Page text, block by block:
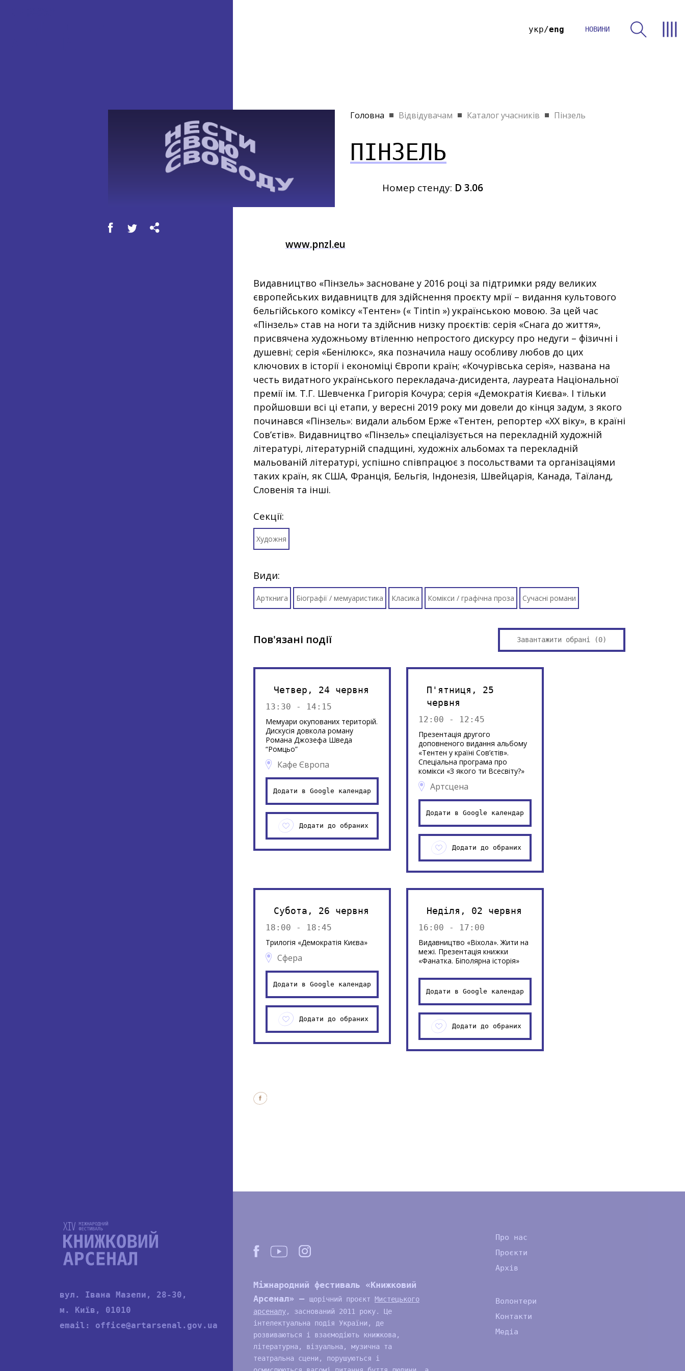
укр eng НОВИНИ
Головна Відвідувачам Каталог учасників Пінзель
ПІНЗЕЛЬ
Номер стенду: D 3.06
www.pnzl.eu
Видавництво «Пінзель» засноване у 2016 році за підтримки ряду великих
європейських видавництв для здійснення проєкту мрії – видання культового
бельгійського коміксу «Тентен» (« Tintin ») українською мовою. За цей час
«Пінзель» став на ноги та здійснив низку проєктів: серія «Снага до життя»,
присвячена художньому втіленню непростого дискурсу про недуги – фізичні і
душевні; серія «Бенілюкс», яка позначила нашу особливу любов до цих
ключових в історії і економіці Європи країн; «Кочурівська серія», названа на
честь видатного українського перекладача-дисидента, лауреата Національної
премії ім. Т.Г. Шевченка Григорія Кочура; серія «Демократія Києва». І тільки
пройшовши всі ці етапи, у вересні 2019 року ми довели до кінця задум, з якого
починався «Пінзель»: видали альбом Ерже «Тентен, репортер «ХХ віку», в країні
Сов’єтів». Видавництво «Пінзель» спеціалізується на перекладній художній
літературі, літературній спадщині, художніх альбомах та перекладній
мальованій літературі, успішно співпрацює з посольствами та організаціями
таких країн, як США, Франція, Бельгія, Індонезія, Швейцарія, Канада, Таїланд,
Словенія та інші.
Секції:
Художня
Види:
Арткнига Біографії / мемуаристика Класика Комікси / графічна проза Сучасні романи
Пов'язані події Завантажити обрані (0)
Четвер, 24 червня
13:30 - 14:15
Мемуари окупованих територій.
Дискусія довкола роману
Романа Джозефа Шведа
“Ромцьо”
Кафе Європа
Додати в Google календар
Додати до обраних
П'ятниця, 25
червня
12:00 - 12:45
Презентація другого
доповненого видання альбому
«Тентен у країні Сов’єтів».
Спеціальна програма про
комікси «З якого ти Всесвіту?»
Артсцена
Додати в Google календар
Додати до обраних
Субота, 26 червня
18:00 - 18:45
Трилогія «Демократія Києва»
Сфера
Додати в Google календар
Додати до обраних
Неділя, 02 червня
16:00 - 17:00
Видавництво «Віхола». Жити на
межі. Презентація книжки
«Фанатка. Біполярна історія»
Додати в Google календар
Додати до обраних
вул. Івана Мазепи, 28-30,
м. Київ, 01010
email: office@artarsenal.gov.ua
Міжнародний фестиваль «Книжковий
Арсенал» —
щорічний проєкт Мистецького
арсеналу, заснований 2011 року. Це
інтелектуальна подія України, де
розвиваються і взаємодіють книжкова,
літературна, візуальна, музична та
театральна сцени, порушуються і
Про нас
Проєкти
Архів
Волонтери
Контакти
Медіа